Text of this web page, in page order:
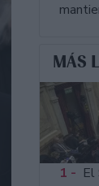
MÁS
1 - El